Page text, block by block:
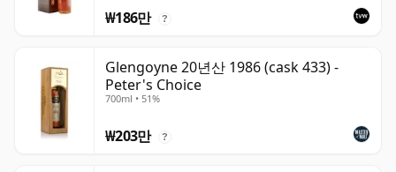
₩186만 ?
Glengoyne 20년산 1986 (cask 433) -
Peter's Choice
700ml • 51%
₩203만 ?